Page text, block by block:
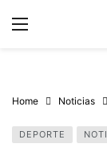
Home Noticias
DEPORTE